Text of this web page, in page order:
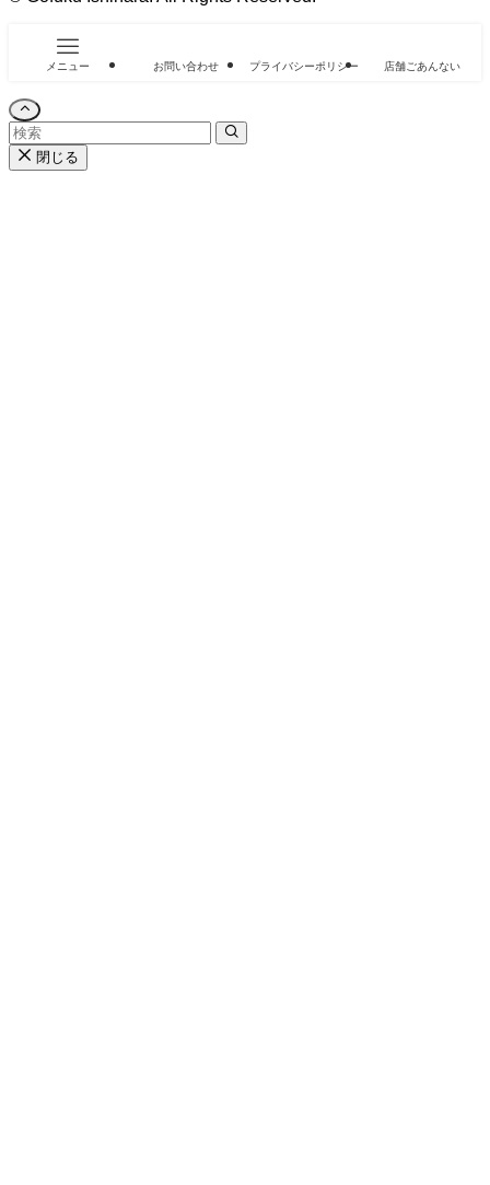
メニュー お問い合わせ プライバシーポリシー 店舗ごあんない
閉じる